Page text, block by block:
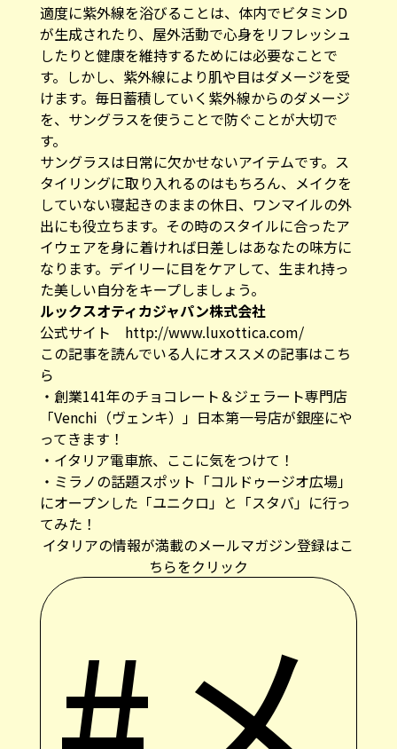
適度に紫外線を浴びることは、体内でビタミンD
が生成されたり、屋外活動で心身をリフレッシュ
したりと健康を維持するためには必要なことで
す。しかし、紫外線により肌や目はダメージを受
けます。毎日蓄積していく紫外線からのダメージ
を、サングラスを使うことで防ぐことが大切で
す。
サングラスは日常に欠かせないアイテムです。ス
タイリングに取り入れるのはもちろん、メイクを
していない寝起きのままの休日、ワンマイルの外
出にも役立ちます。その時のスタイルに合ったア
イウェアを身に着ければ日差しはあなたの味方に
なります。デイリーに目をケアして、生まれ持っ
た美しい自分をキープしましょう。
ルックスオティカジャパン株式会社
公式サイト http://www.luxottica.com/
この記事を読んでいる人にオススメの記事はこち
ら
・ 創業141年のチョコレート＆ジェラート専門店
「Venchi（ヴェンキ）」日本第一号店が銀座にや
ってきます！
・ イタリア電車旅、ここに気をつけて！
・ ミラノの話題スポット「コルドゥージオ広場」
にオープンした「ユニクロ」と「スタバ」に行っ
てみた！
イタリアの情報が満載のメールマガジン登録はこ
ちらをクリック